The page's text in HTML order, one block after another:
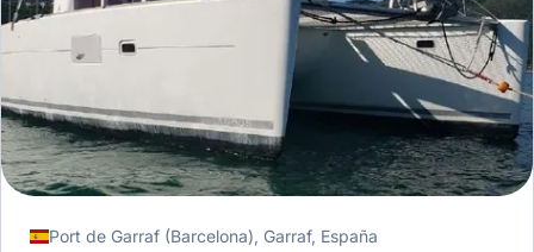
Port de Garraf (Barcelona), Garraf, España